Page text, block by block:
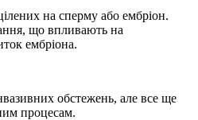
на сперму або ембріон.
що впливають на
ембріона.
обстежень, але все ще
процесам.